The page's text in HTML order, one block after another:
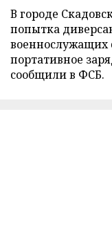
В городе
попытка
военнослужащих
портативное
сообщили в ФСБ.